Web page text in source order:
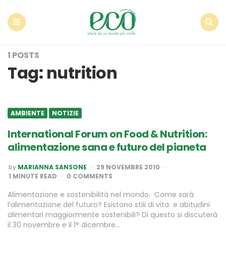
1 POSTS
Tag: nutrition
AMBIENTE NOTIZIE
International Forum on Food & Nutrition:
alimentazione sana e futuro del pianeta
POSTED
BY
by MARIANNA SANSONE
29 NOVEMBRE 2010
1 MINUTE READ 0 COMMENTS
Alimentazione e sostenibilità nel mondo. Come sarà
l’alimentazione del futuro? Esistono stili di vita e abitudini
alimentari maggiormente sostenibili? Di questo si discuterà
il 30 novembre e il 1° dicembre…